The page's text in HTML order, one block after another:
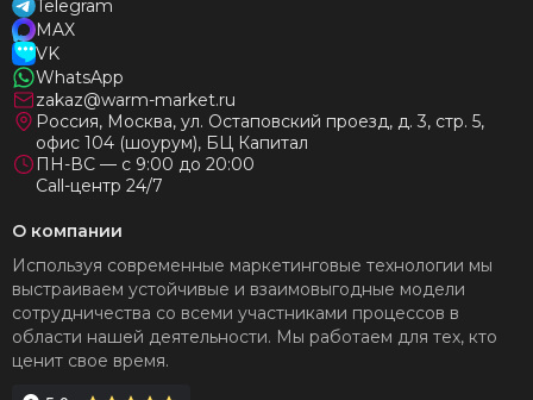
Telegram
MAX
VK
WhatsApp
zakaz@warm-market.ru
Россия, Москва, ул. Остаповский проезд, д. 3, стр. 5,
офис 104 (шоурум), БЦ Капитал
ПН-ВС — с 9:00 до 20:00
Call-центр 24/7
О компании
Используя современные маркетинговые технологии мы
выстраиваем устойчивые и взаимовыгодные модели
сотрудничества со всеми участниками процессов в
области нашей деятельности. Мы работаем для тех, кто
ценит свое время.